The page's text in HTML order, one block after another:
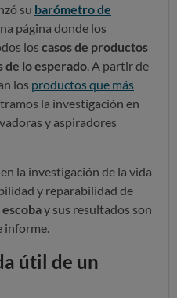
su barómetro de
página donde los
los casos de productos
de lo esperado . A partir de
los productos que más
la investigación en
y aspiradores
la investigación de la vida
y reparabilidad de
y sus resultados son
informe.
útil de un